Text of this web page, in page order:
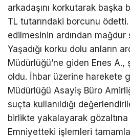
arkadaşını korkutarak başka
TL tutarındaki borcunu ödetti.
edilmesinin ardından mağdur
Yaşadığı korku dolu anların
Müdürlüğü’ne giden Enes
oldu. İhbar üzerine harekete
Müdürlüğü Asayiş Büro
suçta kullanıldığı
birlikte yakalayarak gözaltına
Emniyetteki işlemleri